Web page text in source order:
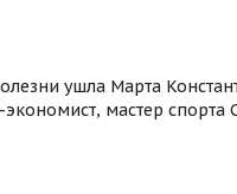
ушла Марта
мастер спорта